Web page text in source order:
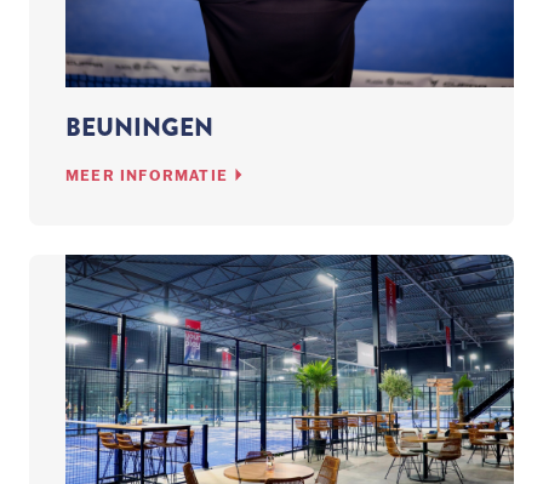
BEUNINGEN
MEER INFORMATIE